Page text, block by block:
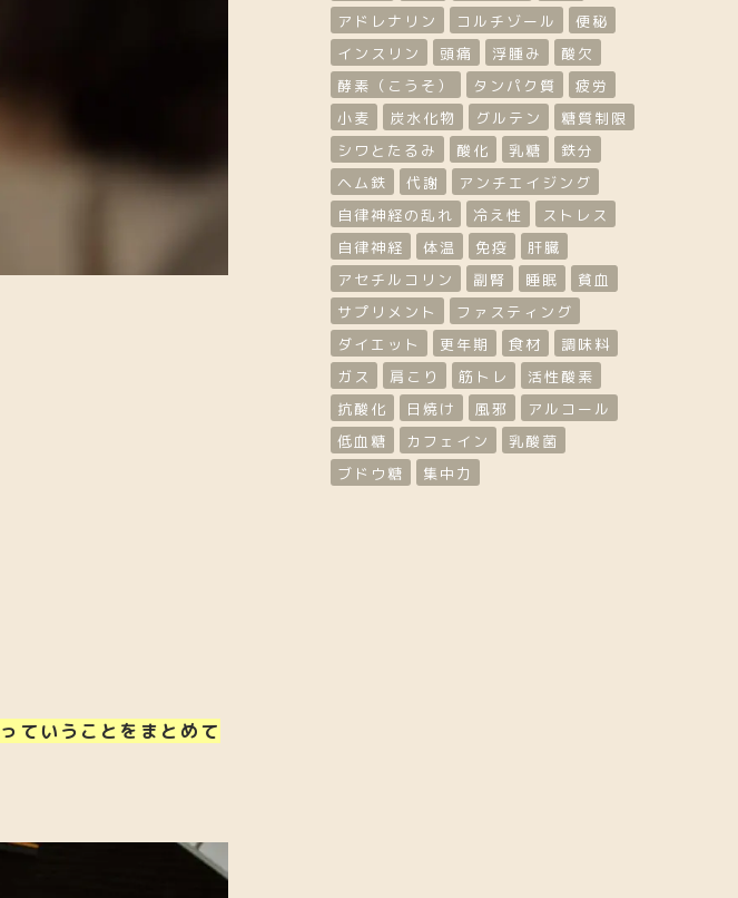
ていうことをまとめて
アドレナリン
コルチゾール
便秘
インスリン
頭痛 浮腫み
酸欠
酵素（こうそ）
タンパク質
疲労
小麦
炭水化物 グルテン
糖質制限
シワとたるみ
酸化 乳糖
鉄分
ヘム鉄
代謝
アンチエイジング
自律神経の乱れ
冷え性
ストレス
自律神経
体温 免疫
肝臓
アセチルコリン
副腎 睡眠
貧血
サプリメント
ファスティング
ダイエット
更年期 食材
調味料
ガス
肩こり 筋トレ
活性酸素
抗酸化
日焼け 風邪
アルコール
低血糖
カフェイン
乳酸菌
ブドウ糖
集中力